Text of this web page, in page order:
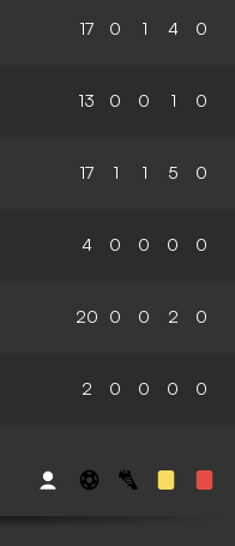
17 0 1 4 0
13 0 0 1 0
17 1 1 5 0
4 0 0 0 0
20 0 0 2 0
2 0 0 0 0